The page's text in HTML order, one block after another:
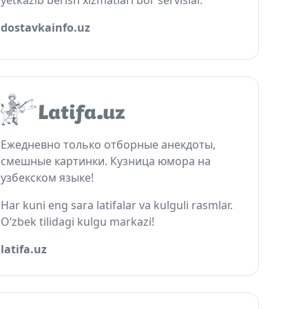
dostavkainfo.uz
Ежедневно только отборные анекдоты,
смешные картинки. Кузница юмора на
узбекском языке!
Har kuni eng sara latifalar va kulguli rasmlar.
O‘zbek tilidagi kulgu markazi!
latifa.uz